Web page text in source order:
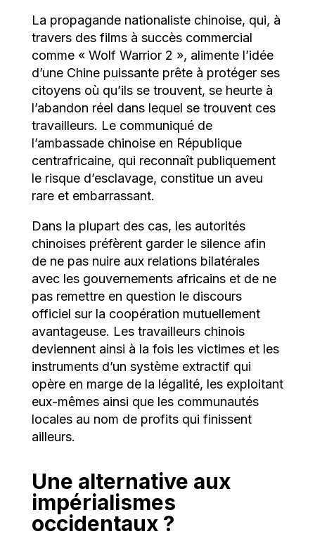
La propagande nationaliste chinoise, qui, à
travers des films à succès commercial
comme « Wolf Warrior 2 », alimente l’idée
d’une Chine puissante prête à protéger ses
citoyens où qu’ils se trouvent, se heurte à
l’abandon réel dans lequel se trouvent ces
travailleurs. Le communiqué de
l’ambassade chinoise en République
centrafricaine, qui reconnaît publiquement
le risque d’esclavage, constitue un aveu
rare et embarrassant.
Dans la plupart des cas, les autorités
chinoises préfèrent garder le silence afin
de ne pas nuire aux relations bilatérales
avec les gouvernements africains et de ne
pas remettre en question le discours
officiel sur la coopération mutuellement
avantageuse. Les travailleurs chinois
deviennent ainsi à la fois les victimes et les
instruments d’un système extractif qui
opère en marge de la légalité, les exploitant
eux-mêmes ainsi que les communautés
locales au nom de profits qui finissent
ailleurs.
Une alternative aux
impérialismes
occidentaux ?